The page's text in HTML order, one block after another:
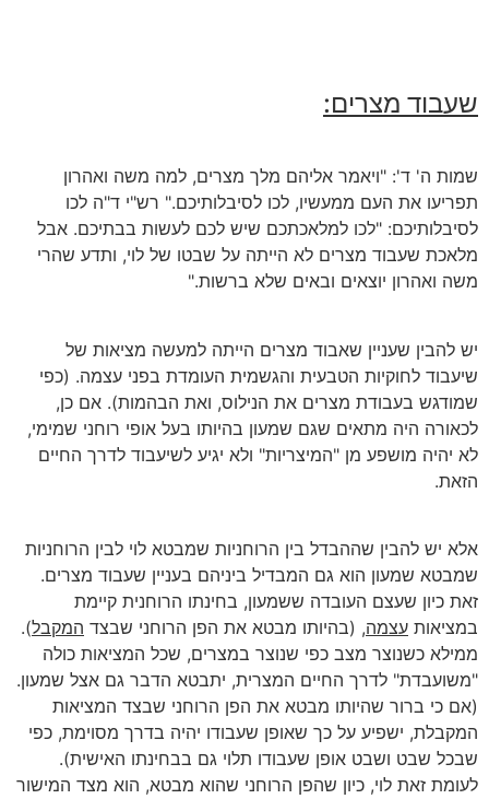
שעבוד מצרים:
שמות ה' ד': "ויאמר אליהם מלך מצרים, למה משה ואהרון
תפריעו את העם ממעשיו, לכו לסיבלותיכם." רש"י ד"ה לכו
לסיבלותיכם: "לכו למלאכתכם שיש לכם לעשות בבתיכם. אבל
מלאכת שעבוד מצרים לא הייתה על שבטו של לוי, ותדע שהרי
משה ואהרון יוצאים ובאים שלא ברשות."
יש להבין שעניין שאבוד מצרים הייתה למעשה מציאות של
שיעבוד לחוקיות הטבעית והגשמית העומדת בפני עצמה. (כפי
שמודגש בעבודת מצרים את הנילוס, ואת הבהמות). אם כן,
לכאורה היה מתאים שגם שמעון בהיותו בעל אופי רוחני שמימי,
לא יהיה מושפע מן "המיצריות" ולא יגיע לשיעבוד לדרך החיים
הזאת.
אלא יש להבין שההבדל בין הרוחניות שמבטא לוי לבין הרוחניות
שמבטא שמעון הוא גם המבדיל ביניהם בעניין שעבוד מצרים.
זאת כיון שעצם העובדה ששמעון, בחינתו הרוחנית קיימת
במציאות עצמה, (בהיותו מבטא את הפן הרוחני שבצד המקבל).
ממילא כשנוצר מצב כפי שנוצר במצרים, שכל המציאות כולה
"משועבדת" לדרך החיים המצרית, יתבטא הדבר גם אצל שמעון.
(אם כי ברור שהיותו מבטא את הפן הרוחני שבצד המציאות
המקבלת, ישפיע על כך שאופן שעבודו יהיה בדרך מסוימת, כפי
שבכל שבט ושבט אופן שעבודו תלוי גם בבחינתו האישית).
לעומת זאת לוי, כיון שהפן הרוחני שהוא מבטא, הוא מצד המישור